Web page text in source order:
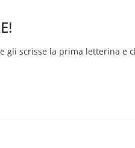
gli scrisse la prima letterina e